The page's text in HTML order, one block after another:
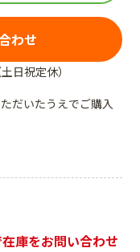
わせ
日祝定休）
だいたうえでご購入
庫をお問い合わせ